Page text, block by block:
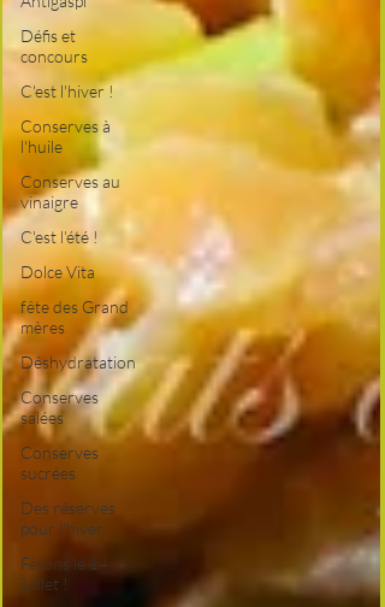
Défis et
concours
C'est l'hiver !
Conserves à
l'huile
Conserves au
vinaigre
C'est l'été !
Dolce Vita
fête des Grand
mères
Déshydratation
Conserves
salées
Conserves
sucrées
Des réserves
pour l'hiver
Fêtons le 14
juillet !